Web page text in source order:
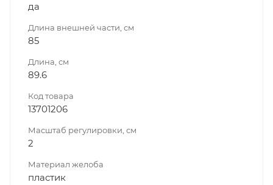
да
Длина внешней части, см
85
Длина, см
89.6
Код товара
13701206
Масштаб регулировки, см
2
Материал желоба
пластик